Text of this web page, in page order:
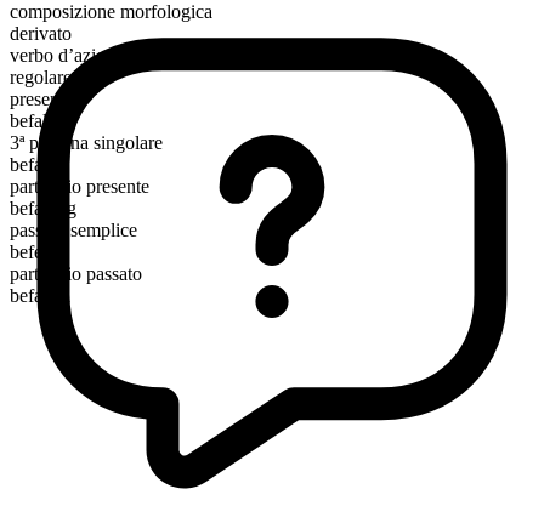
composizione morfologica
derivato
verbo d’azione
regolare
presente
befall
3ª persona singolare
befalls
participio presente
befalling
passato semplice
befell
participio passato
befallen